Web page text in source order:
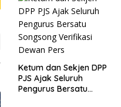
Ketum dan Sekjen DPP
PJS Ajak Seluruh
Pengurus Bersatu